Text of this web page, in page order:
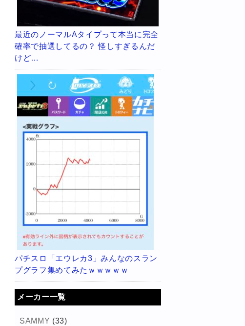
最近のノーマルAタイプって本当に完全
確率で抽選してるの？ 怪しすぎるんだ
けど…
パチスロ「エウレカ3」みんなのスラン
プグラフ集めてみたｗｗｗｗｗ
メーカー一覧
SAMMY (33)